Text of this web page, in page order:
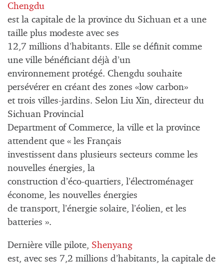
Chengdu
est la capitale de la province du Sichuan et a une
taille plus modeste avec ses
12,7 millions d’habitants. Elle se définit comme
une ville bénéficiant déjà d’un
environnement protégé. Chengdu souhaite
persévérer en créant des zones «low carbon»
et trois villes-jardins. Selon Liu Xin, directeur du
Sichuan Provincial
Department of Commerce, la ville et la province
attendent que « les Français
investissent dans plusieurs secteurs comme les
nouvelles énergies, la
construction d’éco-quartiers, l’électroménager
économe, les nouvelles énergies
de transport, l’énergie solaire, l’éolien, et les
batteries ».
Dernière ville pilote, Shenyang
est, avec ses 7,2 millions d’habitants, la capitale de